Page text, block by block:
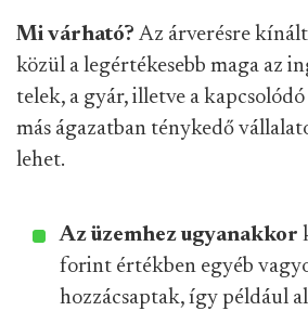
Mi várható? Az árverésre
közül a legértékesebb maga az
telek, a gyár, illetve a
más ágazatban ténykedő
lehet.
Az üzemhez ugyanakkor
forint értékben egyéb
hozzácsaptak, így például